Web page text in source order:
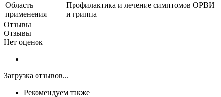
Область
применения
Профилактика и лечение симптомов ОРВИ
и гриппа
Отзывы
Отзывы
Нет оценок
Загрузка отзывов...
Рекомендуем также